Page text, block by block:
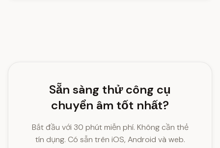
Sẵn sàng thử công cụ
chuyển âm tốt nhất?
Bắt đầu với 30 phút miễn phí. Không cần thẻ
tín dụng. Có sẵn trên iOS, Android và web.